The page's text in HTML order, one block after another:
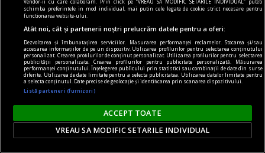
Ai nevoie de un nou smartphone? Comandă
telefoane Samsung Galaxy S23 Ultra aici!
Pentru a vedea specificațiile telefonului este
necesar să alegi brandul, modelul, condiția
estetică a produsului, culoarea și spațiul de
stocare.
schimba preferintele in mod individual, mai putin cele legate de cookie strict necesare pentru
functionarea website-ului.
Atât noi, cât și partenerii noștri prelucrăm datele pentru a oferi:
Dezvoltarea și îmbunătățirea serviciilor. Măsurarea performanței reclamelor. Stocarea și/sau
accesarea informațiilor de pe un dispozitiv. Utilizarea profilurilor pentru selectarea conținutului
personalizat. Crearea profilurilor de conținut personalizat. Utilizarea profilurilor pentru selectarea
publicității personalizate. Crearea profilurilor pentru publicitate personalizată. Măsurarea
performanței conținutului. Înțelegerea publicului prin statistici sau combinații de date din surse
diferite. Utilizarea de date limitate pentru a selecta publicitatea. Utilizarea datelor limitate pentru
a selecta conținutul. Date precise de geolocație și identificarea prin scanarea dispozitivului.
Listă parteneri (furnizori)
ACCEPT TOATE
VREAU SA MODIFIC SETARILE INDIVIDUAL